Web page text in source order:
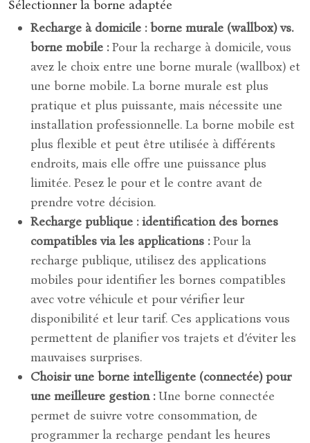
Sélectionner la borne adaptée
Recharge à domicile : borne murale (wallbox) vs.
borne mobile :Pour la recharge à domicile, vous
avez le choix entre une borne murale (wallbox) et
une borne mobile. La borne murale est plus
pratique et plus puissante, mais nécessite une
installation professionnelle. La borne mobile est
plus flexible et peut être utilisée à différents
endroits, mais elle offre une puissance plus
limitée. Pesez le pour et le contre avant de
prendre votre décision.
Recharge publique : identification des bornes
compatibles via les applications :Pour la
recharge publique, utilisez des applications
mobiles pour identifier les bornes compatibles
avec votre véhicule et pour vérifier leur
disponibilité et leur tarif. Ces applications vous
permettent de planifier vos trajets et d’éviter les
mauvaises surprises.
Choisir une borne intelligente (connectée) pour
une meilleure gestion :Une borne connectée
permet de suivre votre consommation, de
programmer la recharge pendant les heures